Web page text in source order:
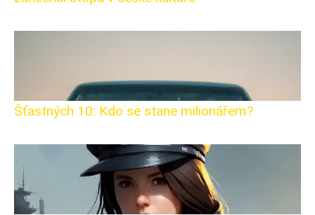
Šťastných 10: Kdo se stane milionářem?